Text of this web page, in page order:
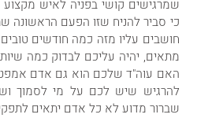
שמרגישים קושי בפניה לאיש
כי סביר להניח שזו הפעם הראשונה
חושבים עליו מזה כמה חודשים
מתאים, יהיה עליכם לבדוק כמה
האם עוה"ד שלכם הוא גם אדם
להרגיש שיש לכם על מי לסמוך
שברור מדוע לא כל אדם יתאים